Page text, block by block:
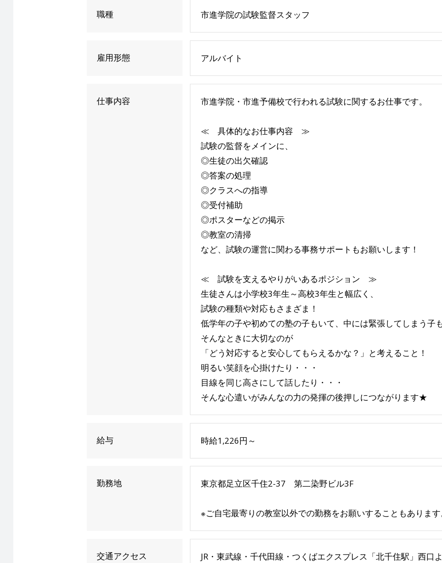
職種 市進学院の試験監督スタッフ
雇用形態 アルバイト
仕事内容 市進学院・市進予備校で行われる試験に関するお仕事です。
≪ 具体的なお仕事内容 ≫
試験の監督をメインに、
◎生徒の出欠確認
◎答案の処理
◎クラスへの指導
◎受付補助
◎ポスターなどの掲示
◎教室の清掃
など、試験の運営に関わる事務サポートもお願いします！
≪ 試験を支えるやりがいあるポジション ≫
生徒さんは小学校3年生～高校3年生と幅広く、
試験の種類や対応もさまざま！
低学年の子や初めての塾の子もいて、中には緊張してしまう子
そんなときに大切なのが
「どう対応すると安心してもらえるかな？」と考えること！
明るい笑顔を心掛けたり・・・
目線を同じ高さにして話したり・・・
そんな心遣いがみんなの力の発揮の後押しにつながります★
給与 時給1,226円～
勤務地 東京都足立区千住2-37 第二染野ビル3F
※ご自宅最寄りの教室以外での勤務をお願いすることもありま
交通アクセス JR・東武線・千代田線・つくばエクスプレス「北千住駅」西口